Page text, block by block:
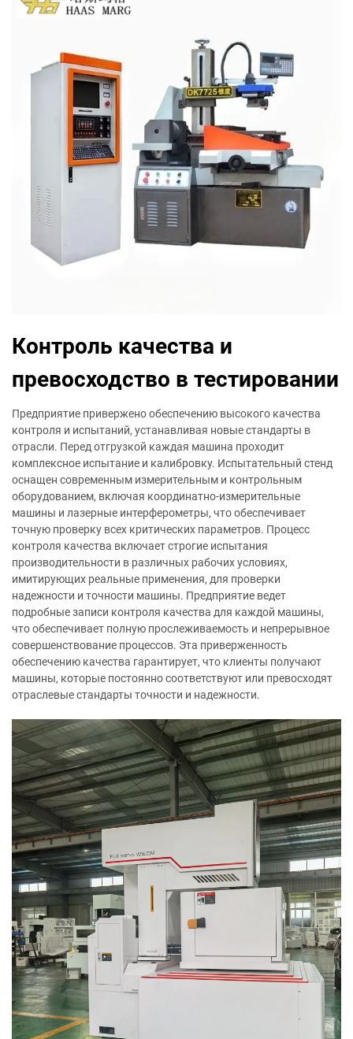
Контроль качества и
превосходство в тестировании
Предприятие привержено обеспечению высокого качества
контроля и испытаний, устанавливая новые стандарты в
отрасли. Перед отгрузкой каждая машина проходит
комплексное испытание и калибровку. Испытательный стенд
оснащен современным измерительным и контрольным
оборудованием, включая координатно-измерительные
машины и лазерные интерферометры, что обеспечивает
точную проверку всех критических параметров. Процесс
контроля качества включает строгие испытания
производительности в различных рабочих условиях,
имитирующих реальные применения, для проверки
надежности и точности машины. Предприятие ведет
подробные записи контроля качества для каждой машины,
что обеспечивает полную прослеживаемость и непрерывное
совершенствование процессов. Эта приверженность
обеспечению качества гарантирует, что клиенты получают
машины, которые постоянно соответствуют или превосходят
отраслевые стандарты точности и надежности.